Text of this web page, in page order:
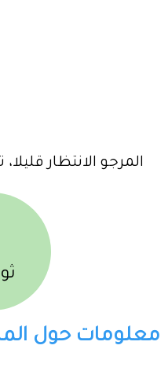
المرجو الانتظار
معلومات حول